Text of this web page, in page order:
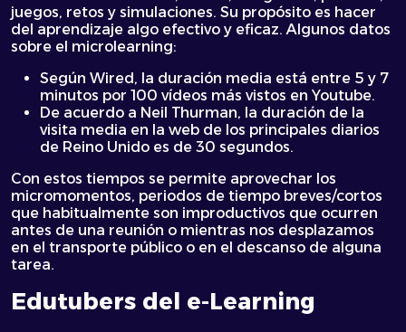
juegos, retos y simulaciones. Su propósito es hacer
del aprendizaje algo efectivo y eficaz. Algunos datos
sobre el microlearning:
Según Wired, la duración media está entre 5 y 7
minutos por 100 vídeos más vistos en Youtube.
De acuerdo a Neil Thurman, la duración de la
visita media en la web de los principales diarios
de Reino Unido es de 30 segundos.
Con estos tiempos se permite aprovechar los
micromomentos, periodos de tiempo breves/cortos
que habitualmente son improductivos que ocurren
antes de una reunión o mientras nos desplazamos
en el transporte público o en el descanso de alguna
tarea.
Edutubers del e-Learning